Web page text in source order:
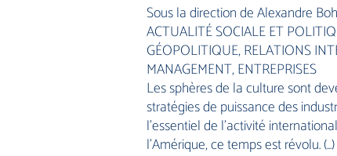
Sous la direction de Alexandre
ACTUALITÉ SOCIALE ET
GÉOPOLITIQUE, RELATIONS
MANAGEMENT, ENTREPRISES
Les sphères de la culture sont
stratégies de puissance des
l’essentiel de l’activité
l’Amérique, ce temps est révolu. (…)